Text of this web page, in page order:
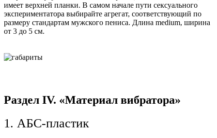
имеет верхней планки. В самом начале пути сексуального
экспериментатора выбирайте агрегат, соответствующий по
размеру стандартам мужского пениса. Длина medium, ширина
от 3 до 5 см.
Раздел IV. «Материал вибратора»
1. АБС-пластик